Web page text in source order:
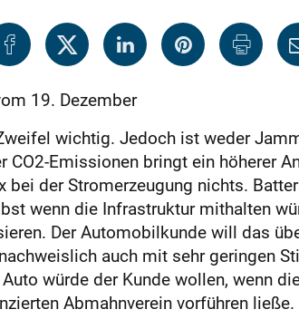
19. Dezember
wichtig. Jedoch ist weder
CO2-Emissionen bringt ein höherer
bei der Stromerzeugung nichts.
wenn die Infrastruktur mithalten
Der Automobilkunde will das
auch mit sehr geringen
würde der Kunde wollen, wenn
Abmahnverein vorführen ließe.